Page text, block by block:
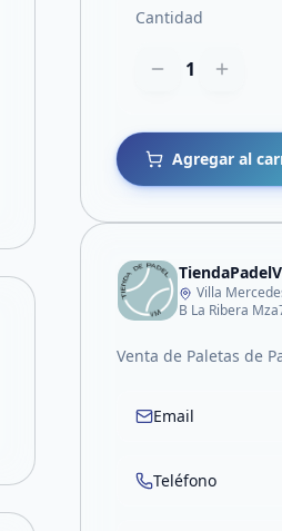
Cantidad
1
Agregar al
Villa
B La Ribera
Venta de Paletas de
Email
Teléfono